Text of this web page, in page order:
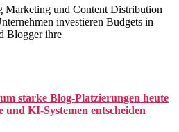
und Content Distribution
investieren Budgets in
Blogger ihre
starke Blog-Platzierungen heute
KI-Systemen entscheiden